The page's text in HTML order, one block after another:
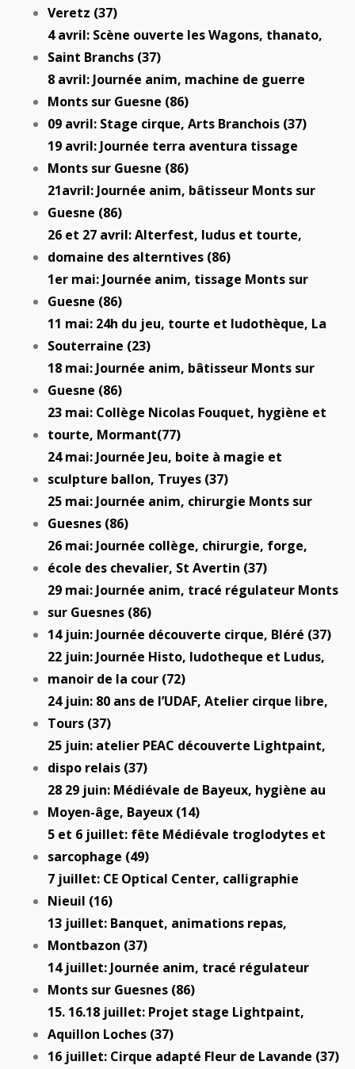
Veretz (37)
4 avril: Scène ouverte les Wagons, thanato,
Saint Branchs (37)
8 avril: Journée anim, machine de guerre
Monts sur Guesne (86)
09 avril: Stage cirque, Arts Branchois (37)
19 avril: Journée terra aventura tissage
Monts sur Guesne (86)
21avril: Journée anim, bâtisseur Monts sur
Guesne (86)
26 et 27 avril: Alterfest, ludus et tourte,
domaine des alterntives (86)
1er mai: Journée anim, tissage Monts sur
Guesne (86)
11 mai: 24h du jeu, tourte et ludothèque, La
Souterraine (23)
18 mai: Journée anim, bâtisseur Monts sur
Guesne (86)
23 mai: Collège Nicolas Fouquet, hygiène et
tourte, Mormant(77)
24 mai: Journée Jeu, boite à magie et
sculpture ballon, Truyes (37)
25 mai: Journée anim, chirurgie Monts sur
Guesnes (86)
26 mai: Journée collège, chirurgie, forge,
école des chevalier, St Avertin (37)
29 mai: Journée anim, tracé régulateur Monts
sur Guesnes (86)
14 juin: Journée découverte cirque, Bléré (37)
22 juin: Journée Histo, ludotheque et Ludus,
manoir de la cour (72)
24 juin: 80 ans de l’UDAF, Atelier cirque libre,
Tours (37)
25 juin: atelier PEAC découverte Lightpaint,
dispo relais (37)
28 29 juin: Médiévale de Bayeux, hygiène au
Moyen-âge, Bayeux (14)
5 et 6 juillet: fête Médiévale troglodytes et
sarcophage (49)
7 juillet: CE Optical Center, calligraphie
Nieuil (16)
13 juillet: Banquet, animations repas,
Montbazon (37)
14 juillet: Journée anim, tracé régulateur
Monts sur Guesnes (86)
15. 16.18 juillet: Projet stage Lightpaint,
Aquillon Loches (37)
16 juillet: Cirque adapté Fleur de Lavande (37)